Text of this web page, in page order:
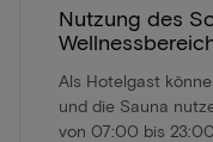
Nutzung des
Als Hotelgast
und die Sauna
von 07:00 bis